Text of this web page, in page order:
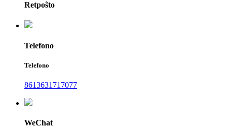
Retpoŝto
Telefono
Telefono
8613631717077
WeChat